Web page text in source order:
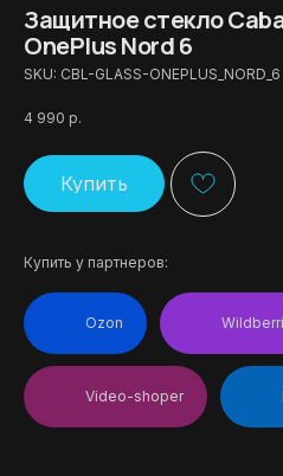
Защитное стекло
OnePlus Nord 6
SKU: CBL-GLASS-ONEPLUS_NORD_6
4 990 р.
Купить
Купить у партнеров:
Ozon
Video-shoper